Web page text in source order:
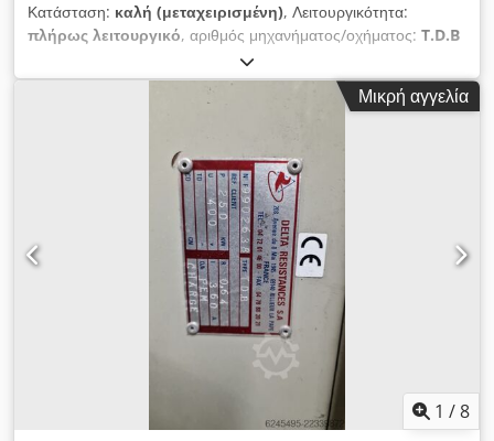
Κατάσταση: καλή (μεταχειρισμένη), Λειτουργικότητα:
πλήρως λειτουργικό, αριθμός μηχανήματος/οχήματος: T.D.B
, Πωλείται: Βιομηχανικοί αντιστάτες
μεγάλης αντοχής, κατασκευασμένοι από την Delta
Résistances S.A. Τεχνικά χαρακτηριστικά ανά μονάδα (από την
Ρεύμα: 433 A - Αντίσταση: 0,533 Ohms - Συντελεστής
λειτουργίας: Συνεχής (PERM) Ιδανικά κατάλληλοι για
απαιτητικές βιομηχανικές εφαρμογές, όπως δοκιμές φορτίου
γεννητριών (φορτοδοκιμαστικά συστήματα), συστήματα
εφεδρικής παροχής ρεύματος, κύκλους πέδησης κινητήρων και
συστήματα ηλεκτρικής εκφόρτισης. Οι μονάδες φέρουν τη
σήμανση πιστοποίησης CE. Λογιστική υποστήριξη: Και οι δύο
μονάδες είναι ασφαλώς συσκευασμένες και αποθηκεύονται μαζί
σε μία παλέτα για εύκολη μεταφορά. Οι διαστάσεις ανά μονάδα
είναι 240 cm (πλάτος) x 35 cm (βάθος) x 110 cm (ύψος).
Dcodpfjzl Eprjx Abzok Μπορεί να οργανωθεί αποστολή σε
όλο τον κόσμο, κατόπιν αιτήματος. Διατίθεται η δυνατότητα
επιθεώρησης κατόπιν συνεννόησης.
Μικρή αγγελία
1 /8